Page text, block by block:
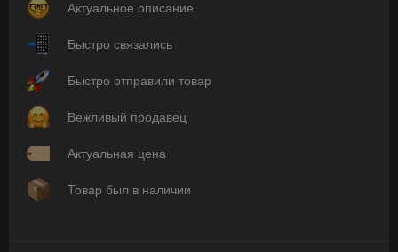
Актуальное описание
Быстро связались
Быстро отправили товар
Вежливый продавец
Актуальная цена
Товар был в наличии